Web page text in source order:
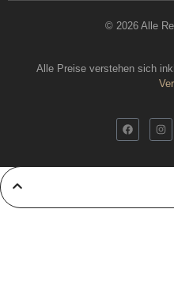
© 2026 Alle
Alle Preise verstehen sich